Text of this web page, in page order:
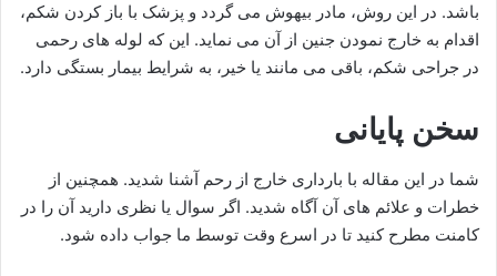
باشد. در این روش، مادر بیهوش می گردد و پزشک با باز کردن شکم،
اقدام به خارج نمودن جنین از آن می نماید. این که لوله های رحمی
در جراحی شکم، باقی می مانند یا خیر، به شرایط بیمار بستگی دارد.
سخن پایانی
شما در این مقاله با بارداری خارج از رحم آشنا شدید. همچنین از
خطرات و علائم های آن آگاه شدید. اگر سوال یا نظری دارید آن را در
کامنت مطرح کنید تا در اسرع وقت توسط ما جواب داده شود.